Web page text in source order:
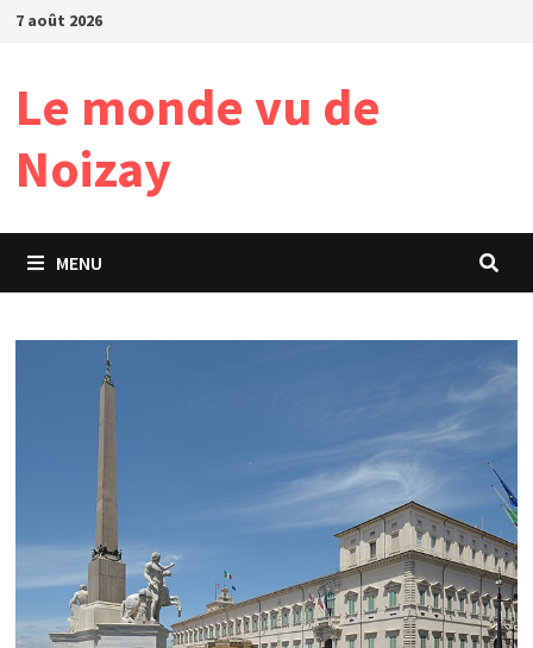
Passer
7 août 2026
Le monde vu de
Noizay
MENU